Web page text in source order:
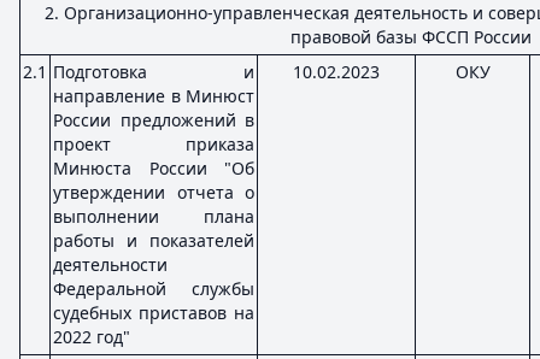
2. Организационно-управленческая деятельность и
правовой базы ФССП России
2.1 Подготовка и
направление в Минюст
России предложений в
проект приказа
Минюста России "Об
утверждении отчета о
выполнении плана
работы и показателей
деятельности
Федеральной службы
судебных приставов на
2022 год"
10.02.2023 ОКУ